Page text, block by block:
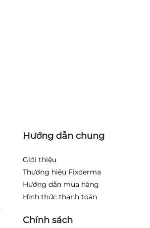
Hướng dẫn chung
Giới thiệu
Thương hiệu Fixderma
Hướng dẫn mua hàng
Hình thức thanh toán
Chính sách